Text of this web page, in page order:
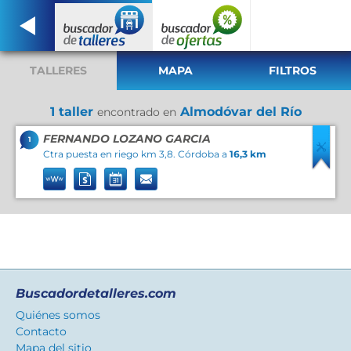
TALLERES MAPA FILTROS
1 taller encontrado en Almodóvar del Río
1 FERNANDO LOZANO GARCIA
Ctra puesta en riego km 3,8. Córdoba a 16,3 km
Buscadordetalleres.com
Quiénes somos
Contacto
Mapa del sitio